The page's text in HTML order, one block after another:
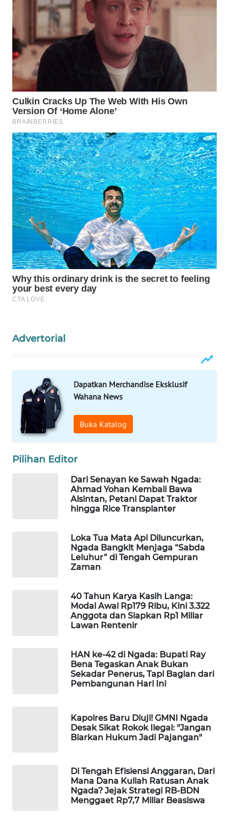
Advertorial
Dapatkan Merchandise Eksklusif
Wahana News
Buka Katalog
Pilihan Editor
Dari Senayan ke Sawah Ngada:
Ahmad Yohan Kembali Bawa
Alsintan, Petani Dapat Traktor
hingga Rice Transplanter
Loka Tua Mata Api Diluncurkan,
Ngada Bangkit Menjaga “Sabda
Leluhur” di Tengah Gempuran
Zaman
40 Tahun Karya Kasih Langa:
Modal Awal Rp179 Ribu, Kini 3.322
Anggota dan Siapkan Rp1 Miliar
Lawan Rentenir
HAN ke-42 di Ngada: Bupati Ray
Bena Tegaskan Anak Bukan
Sekadar Penerus, Tapi Bagian dari
Pembangunan Hari Ini
Kapolres Baru Diuji! GMNI Ngada
Desak Sikat Rokok Ilegal: "Jangan
Biarkan Hukum Jadi Pajangan"
Di Tengah Efisiensi Anggaran, Dari
Mana Dana Kuliah Ratusan Anak
Ngada? Jejak Strategi RB-BDN
Menggaet Rp7,7 Miliar Beasiswa
WAHANA
WAHANA
TV
WAHANANEWS
ID
WAHANANEWS
WAHANANEWS
NET
WAHANA
SPORT
WAHANA
UMKM
WAHANA
SELEB
WAHANA
HEALTH
WAHANA
DESA
WISATA